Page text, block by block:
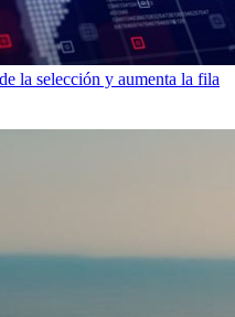
la selección y aumenta la fila